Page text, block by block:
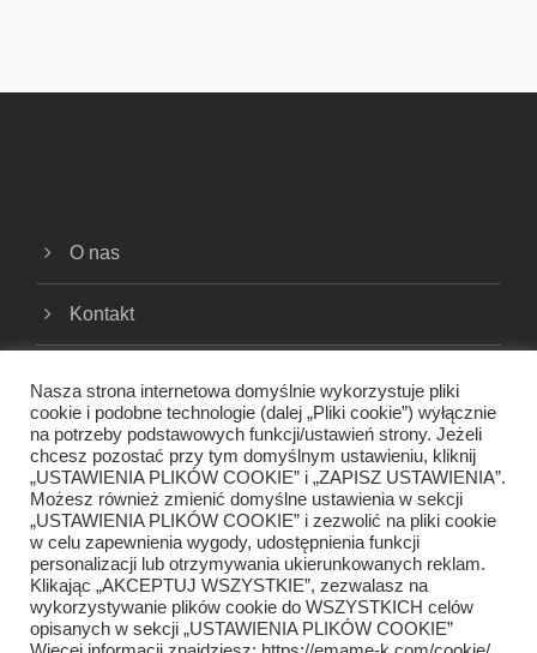
O nas
Kontakt
Polityka prywatności
Regulamin
Nasza strona internetowa domyślnie wykorzystuje pliki
cookie i podobne technologie (dalej „Pliki cookie”) wyłącznie
na potrzeby podstawowych funkcji/ustawień strony. Jeżeli
chcesz pozostać przy tym domyślnym ustawieniu, kliknij
„USTAWIENIA PLIKÓW COOKIE” i „ZAPISZ USTAWIENIA”.
Możesz również zmienić domyślne ustawienia w sekcji
„USTAWIENIA PLIKÓW COOKIE” i zezwolić na pliki cookie
w celu zapewnienia wygody, udostępnienia funkcji
personalizacji lub otrzymywania ukierunkowanych reklam.
Klikając „AKCEPTUJ WSZYSTKIE”, zezwalasz na
wykorzystywanie plików cookie do WSZYSTKICH celów
opisanych w sekcji „USTAWIENIA PLIKÓW COOKIE”